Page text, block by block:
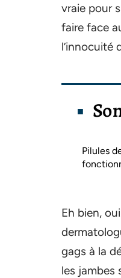
vraie pour
faire face
l’innocuité
Pilules
Eh bien,
gags à la
les jambes